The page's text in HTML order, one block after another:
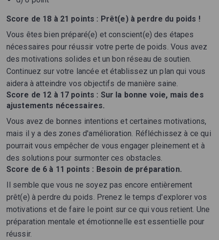
Score de 18 à 21 points : Prêt(e) à perdre du poids !
Vous êtes bien préparé(e) et conscient(e) des étapes
nécessaires pour réussir votre perte de poids. Vous avez
des motivations solides et un bon réseau de soutien.
Continuez sur votre lancée et établissez un plan qui vous
aidera à atteindre vos objectifs de manière saine.
Score de 12 à 17 points : Sur la bonne voie, mais des
ajustements nécessaires.
Vous avez de bonnes intentions et certaines motivations,
mais il y a des zones d'amélioration. Réfléchissez à ce qui
pourrait vous empêcher de vous engager pleinement et à
des solutions pour surmonter ces obstacles.
Score de 6 à 11 points : Besoin de préparation.
Il semble que vous ne soyez pas encore entièrement
prêt(e) à perdre du poids. Prenez le temps d'explorer vos
motivations et de faire le point sur ce qui vous retient. Une
préparation mentale et émotionnelle est essentielle pour
réussir.